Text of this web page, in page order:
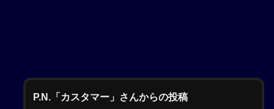
P.N.「カスタマー」さんからの投稿